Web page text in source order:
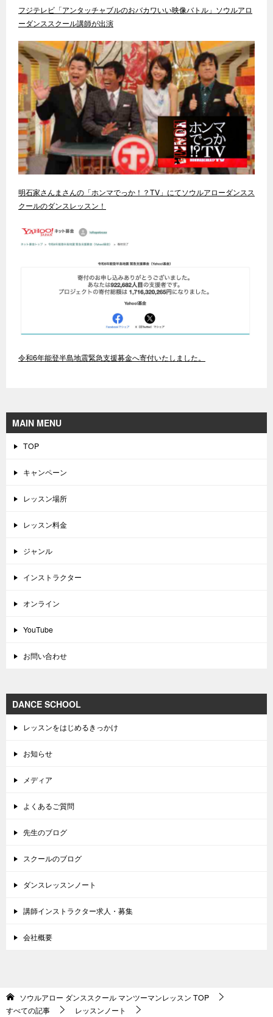
フジテレビ「アンタッチャブルのおバカワいい映像バトル」ソウルアロ
ーダンススクール講師が出演
明石家さんまさんの「ホンマでっか！？TV」にてソウルアローダンスス
クールのダンスレッスン！
令和6年能登半島地震緊急支援募金へ寄付いたしました。
MAIN MENU
TOP
キャンペーン
レッスン場所
レッスン料金
ジャンル
インストラクター
オンライン
YouTube
お問い合わせ
DANCE SCHOOL
レッスンをはじめるきっかけ
お知らせ
メディア
よくあるご質問
先生のブログ
スクールのブログ
ダンスレッスンノート
講師インストラクター求人・募集
会社概要
ソウルアロー ダンススクール マンツーマンレッスン TOP
すべての記事
レッスンノート